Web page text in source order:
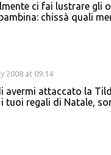
ci fai lustrare gli
chissà quali
2008 at 09:14
avermi attaccato la
tuoi regali di Natale,